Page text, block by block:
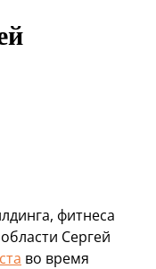
фитнеса
Сергей
во время